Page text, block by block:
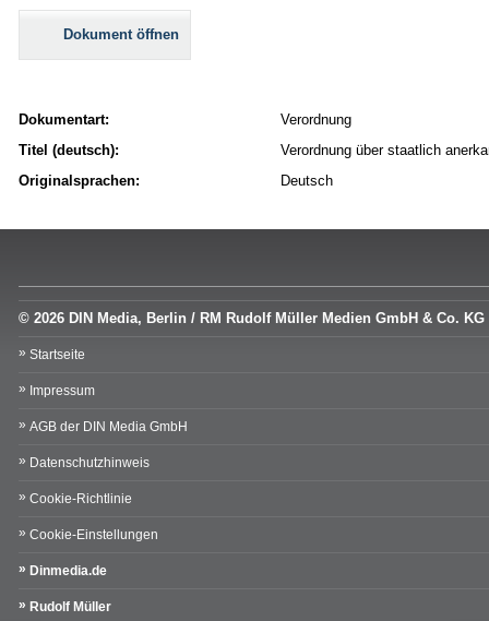
Dokument öffnen
Dokumentart:
Verordnung
Titel (deutsch):
Verordnung über staatlich
Originalsprachen:
Deutsch
© 2026 DIN Media, Berlin / RM Rudolf Müller Medien GmbH & Co. KG
Startseite
Impressum
AGB der DIN Media GmbH
Datenschutzhinweis
Cookie-Richtlinie
Cookie-Einstellungen
Dinmedia.de
Rudolf Müller